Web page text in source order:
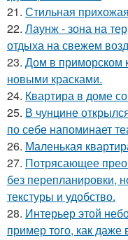
21. Стильная
22. Лаунж - зона на
отдыха на свежем
23. Дом в приморском
новыми красками.
24. Квартира в доме
25. В чунцине
по себе напоминает
26. Маленькая
27. Потрясающее
без перепланировки,
текстуры и удобство.
28. Интерьер этой
пример того, как даже